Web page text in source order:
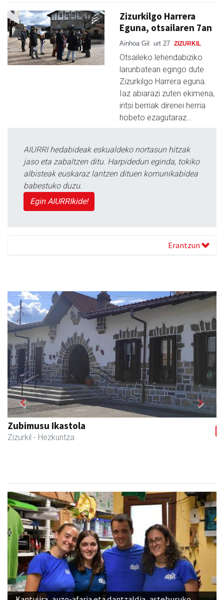
Zizurkilgo Harrera
Eguna, otsailaren 7an
Ainhoa Gil urt 27 ZIZURKIL
Otsaileko lehendabiziko
larunbatean egingo dute
Zizurkilgo Harrera eguna.
Iaz abiarazi zuten ekimena,
iritsi berriak direnei herria
hobeto ezagutaraz…
AIURRI hedabideak eskualdeko nortasun hitzak
jaso eta zabaltzen ditu. Harpidedun eginda, tokiko
albisteak euskaraz lantzen dituen komunikabidea
babestuko duzu.
Egin AIURRIkide!
Erantzun
Zubimusu Ikastola
Zizurkil - Hezkuntza
Previous Next